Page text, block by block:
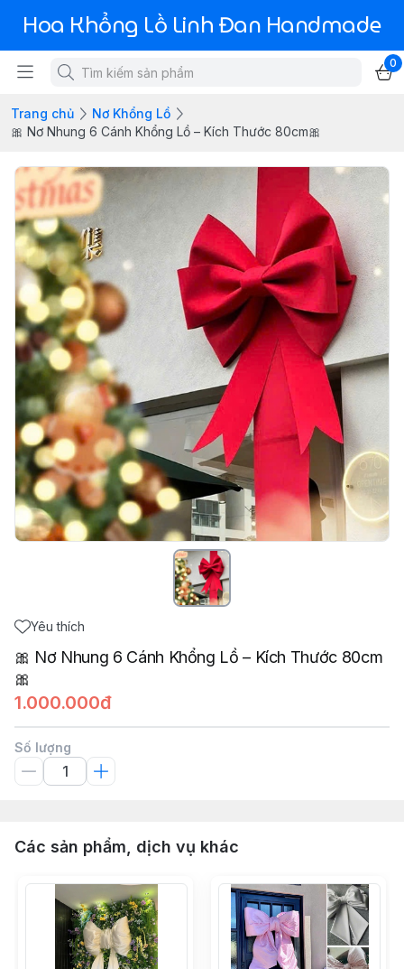
Hoa Khổng Lồ Linh Đan Handmade
0
Trang chủ
Nơ Khổng Lồ
🎀 Nơ Nhung 6 Cánh Khổng Lồ – Kích Thước 80cm🎀
Yêu thích
🎀 Nơ Nhung 6 Cánh Khổng Lồ – Kích Thước 80cm
🎀
1.000.000đ
Số lượng
Các sản phẩm, dịch vụ khác